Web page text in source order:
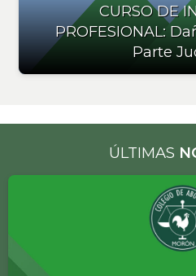
CURSO DE
PROFESIONAL:
Parte
ÚLTIMAS